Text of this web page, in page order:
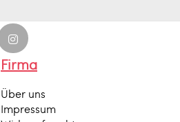
Firma
Über uns
Impressum